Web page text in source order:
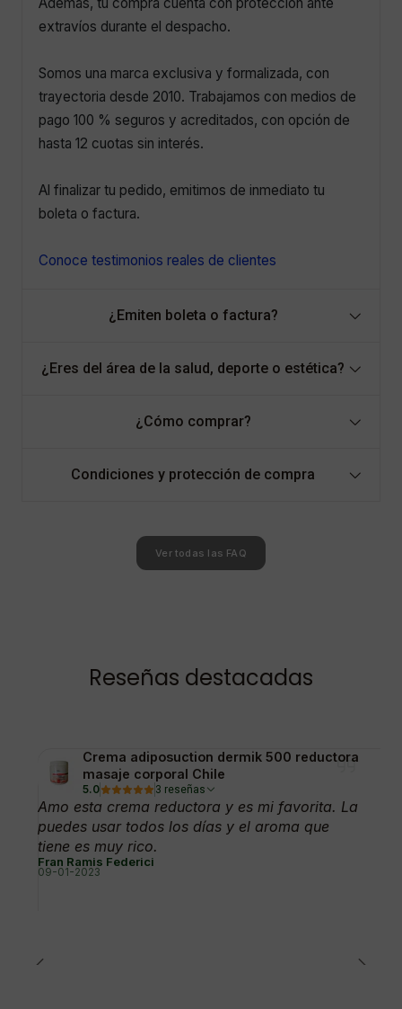
Además, tu compra cuenta con protección ante
extravíos durante el despacho.
Somos una marca exclusiva y formalizada, con
trayectoria desde 2010. Trabajamos con medios de
pago 100 % seguros y acreditados, con opción de
hasta 12 cuotas sin interés.
Al finalizar tu pedido, emitimos de inmediato tu
boleta o factura.
Conoce testimonios reales de clientes
¿Emiten boleta o factura?
¿Eres del área de la salud, deporte o estética?
¿Cómo comprar?
Condiciones y protección de compra
Ver todas las FAQ
Reseñas destacadas
Crema adiposuction dermik 500 reductora
masaje corporal Chile
5.0 3 reseñas
Amo esta crema reductora y es mi favorita. La
puedes usar todos los días y el aroma que
tiene es muy rico.
Fran Ramis Federici
09-01-2023